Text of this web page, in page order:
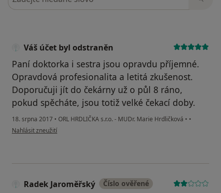
Váš účet byl odstraněn
Paní doktorka i sestra jsou opravdu příjemné.
Opravdová profesionalita a letitá zkušenost.
Doporučuji jít do čekárny už o půl 8 ráno,
pokud spěcháte, jsou totiž velké čekací doby.
18. srpna 2017 • ORL HRDLIČKA s.r.o. - MUDr. Marie Hrdličková • •
podle názoru uživatele Váš účet byl odstraněn
Nahlásit zneužití
Radek Jaroměřský Číslo ověřené